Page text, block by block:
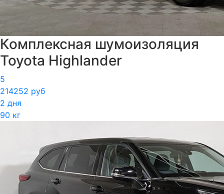
Комплексная шумоизоляция
Toyota Highlander
5
214252 руб
2 дня
90 кг